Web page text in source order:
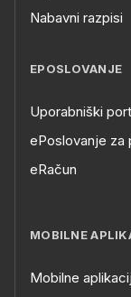
Nabavni razpisi
EPOSLOVANJE
Uporabniški
ePoslovanje za
eRačun
MOBILNE
Mobilne